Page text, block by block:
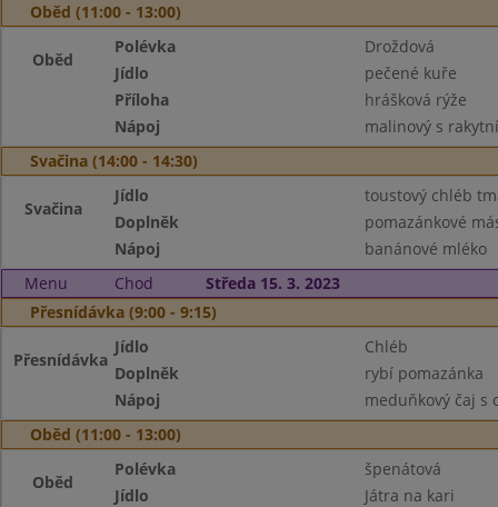
Oběd (11:00 - 13:00)
Oběd
Polévka
Droždová
Jídlo
pečené kuře
Příloha
hrášková rýže
Nápoj
malinový s
Svačina (14:00 - 14:30)
Svačina
Jídlo
toustový chléb
Doplněk
pomazánkové
Nápoj
banánové mléko
Menu
Chod
Středa 15. 3. 2023
Přesnídávka (9:00 - 9:15)
Přesnídávka
Jídlo
Chléb
Doplněk
rybí pomazánka
Nápoj
meduňkový čaj s
Oběd (11:00 - 13:00)
Oběd
Polévka
špenátová
Jídlo
Játra na kari